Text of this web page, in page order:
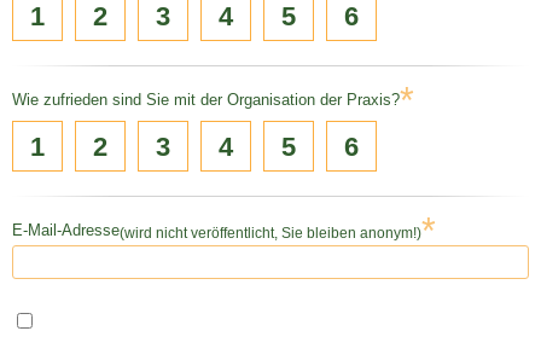
1 2 3 4 5 6
Wie zufrieden sind Sie mit der Organisation der Praxis?*
1 2 3 4 5 6
E-Mail-Adresse(wird nicht veröffentlicht, Sie bleiben anonym!)*